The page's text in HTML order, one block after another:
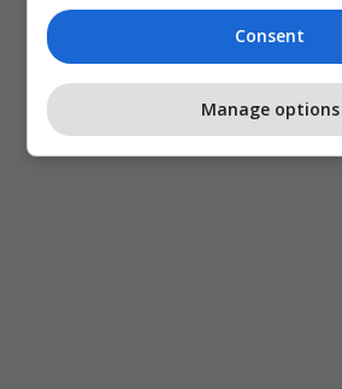
Consent
Manage options